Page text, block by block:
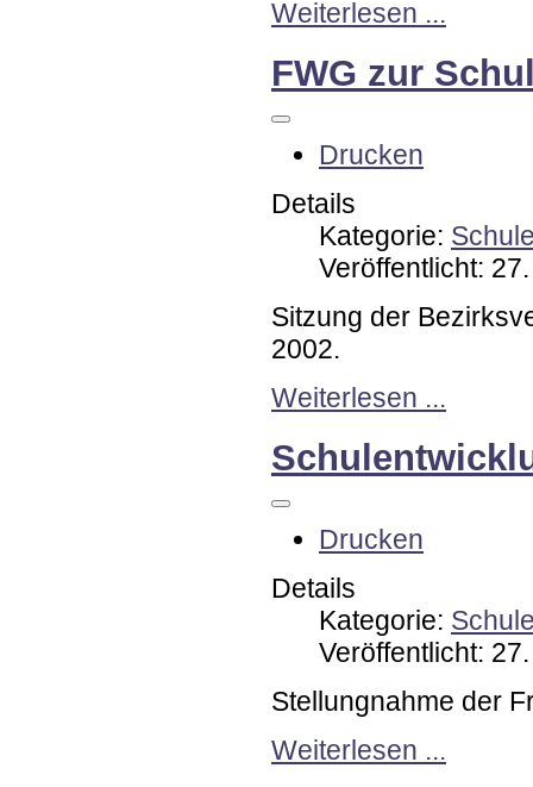
Weiterlesen ...
FWG zur
Drucken
Details
Kategorie:
Veröffentlicht:
Sitzung der
2002.
Weiterlesen ...
Drucken
Details
Kategorie:
Veröffentlicht:
Stellungnahme der
Weiterlesen ...